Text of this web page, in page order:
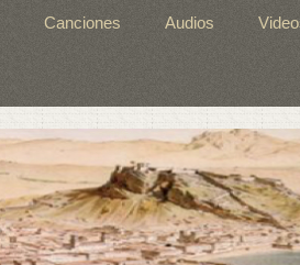
Canciones Audios